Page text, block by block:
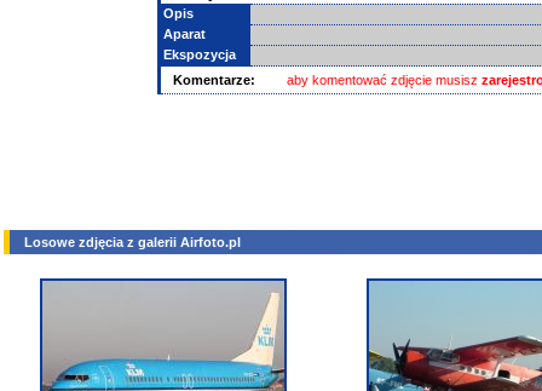
Opis
Aparat
Ekspozycja
Komentarze:
aby komentować zdjęcie musisz
Losowe zdjęcia z galerii Airfoto.pl